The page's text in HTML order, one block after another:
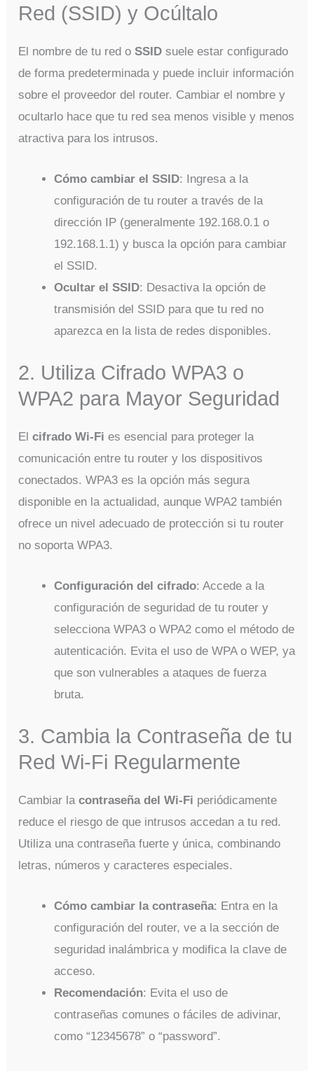
Red (SSID) y Ocúltalo
El nombre de tu red oSSID suele estar configurado
de forma predeterminada y puede incluir información
sobre el proveedor del router. Cambiar el nombre y
ocultarlo hace que tu red sea menos visible y menos
atractiva para los intrusos.
Cómo cambiar el SSID: Ingresa a la
configuración de tu router a través de la
dirección IP (generalmente 192.168.0.1 o
192.168.1.1) y busca la opción para cambiar
el SSID.
Ocultar el SSID: Desactiva la opción de
transmisión del SSID para que tu red no
aparezca en la lista de redes disponibles.
2. Utiliza Cifrado WPA3 o
WPA2 para Mayor Seguridad
Elcifrado Wi-Fi es esencial para proteger la
comunicación entre tu router y los dispositivos
conectados. WPA3 es la opción más segura
disponible en la actualidad, aunque WPA2 también
ofrece un nivel adecuado de protección si tu router
no soporta WPA3.
Configuración del cifrado: Accede a la
configuración de seguridad de tu router y
selecciona WPA3 o WPA2 como el método de
autenticación. Evita el uso de WPA o WEP, ya
que son vulnerables a ataques de fuerza
bruta.
3. Cambia la Contraseña de tu
Red Wi-Fi Regularmente
Cambiar lacontraseña del Wi-Fi periódicamente
reduce el riesgo de que intrusos accedan a tu red.
Utiliza una contraseña fuerte y única, combinando
letras, números y caracteres especiales.
Cómo cambiar la contraseña: Entra en la
configuración del router, ve a la sección de
seguridad inalámbrica y modifica la clave de
acceso.
Recomendación: Evita el uso de
contraseñas comunes o fáciles de adivinar,
como “12345678” o “password”.